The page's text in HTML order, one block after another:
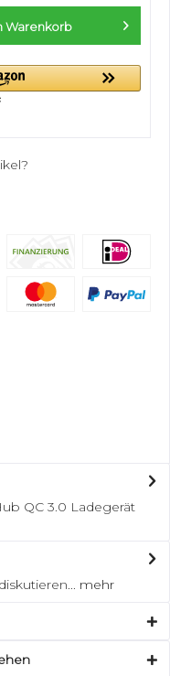
Warenkorb
QC 3.0 Ladegerät
mehr